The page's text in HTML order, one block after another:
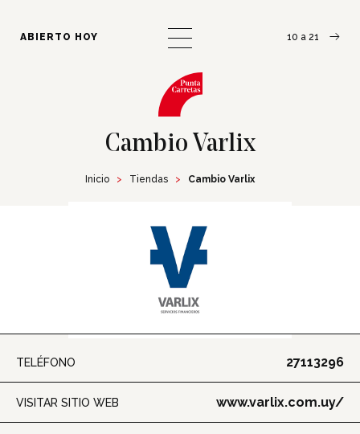
¿Cómo llegar? Escribinos
ABIERTO HOY 10 a 21
Inicio Tiendas Cambio Varlix
Cambio Varlix
TELÉFONO 27113296
VISITAR SITIO WEB www.varlix.com.uy/